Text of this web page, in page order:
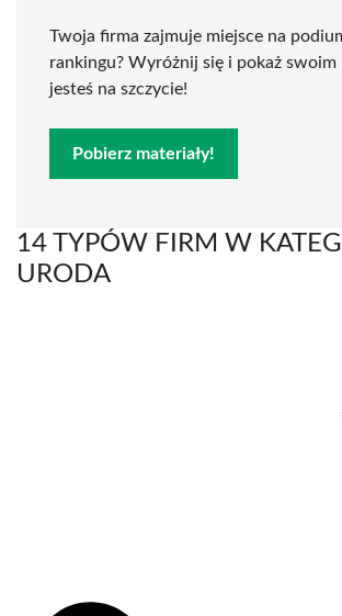
Twoja firma zajmuje miejsce na
rankingu? Wyróżnij się i pokaż swoim
jesteś na szczycie!
Pobierz materiały!
14 TYPÓW FIRM W
URODA